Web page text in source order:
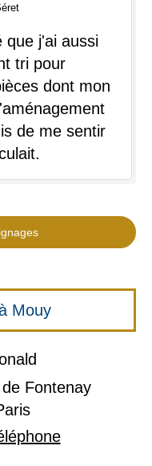
que j'ai aussi
tri pour
dont mon
de me sentir
Mouy
Fontenay